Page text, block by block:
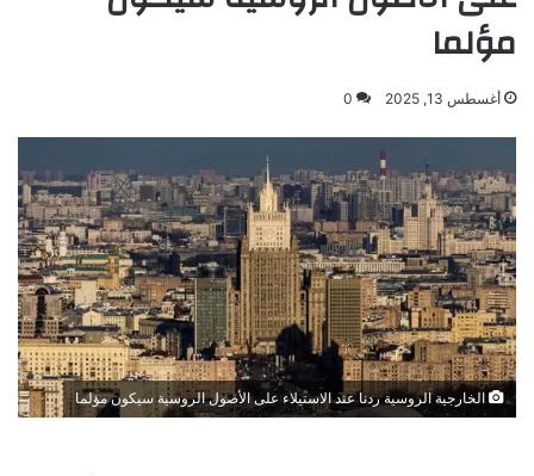
مؤلما
أغسطس 13, 2025 0
الخارجية الروسية ردنا عند الاستيلاء على الأصول الروسية سيكون مؤلما